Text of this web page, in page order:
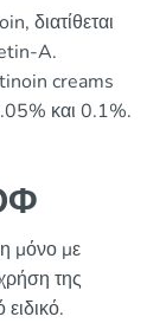
διατίθεται
A.
creams
και 0.1%.
μόνο με
της